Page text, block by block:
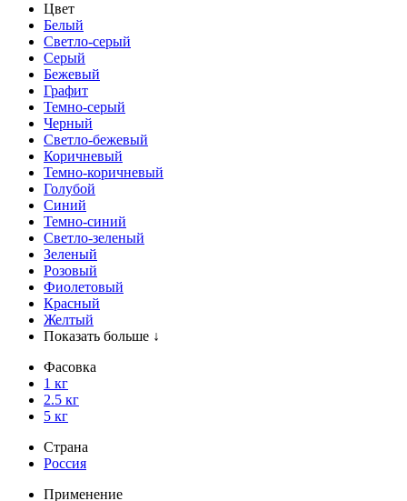
Цвет
Белый
Светло-серый
Серый
Бежевый
Графит
Темно-серый
Черный
Светло-бежевый
Коричневый
Темно-коричневый
Голубой
Синий
Темно-синий
Светло-зеленый
Зеленый
Розовый
Фиолетовый
Красный
Желтый
Показать больше ↓
Фасовка
1 кг
2.5 кг
5 кг
Страна
Россия
Применение